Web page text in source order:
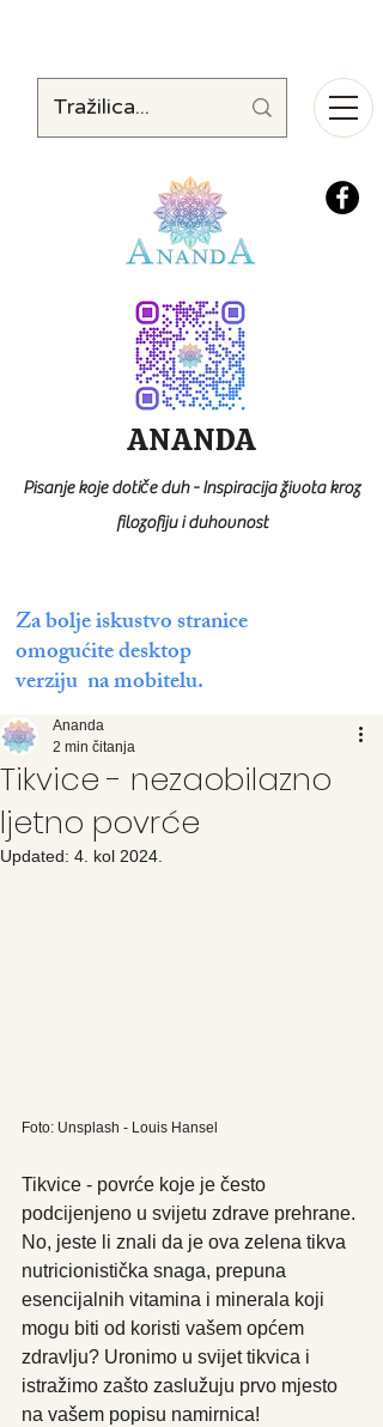
Za bolje iskustvo stranice
omogućite desktop
verziju na mobitelu.
ANANDA
Pisanje koje dotiče duh - Inspiracija života kroz
filozofiju i duhovnost
Tikvice - nezaobilazno
ljetno povrće
Ananda
2 min čitanja
Updated: 4. kol 2024.
Foto: Unsplash - Louis Hansel
Tikvice - povrće koje je često
podcijenjeno u svijetu zdrave prehrane.
No, jeste li znali da je ova zelena tikva
nutricionistička snaga, prepuna
esencijalnih vitamina i minerala koji
mogu biti od koristi vašem općem
zdravlju? Uronimo u svijet tikvica i
istražimo zašto zaslužuju prvo mjesto
na vašem popisu namirnica!